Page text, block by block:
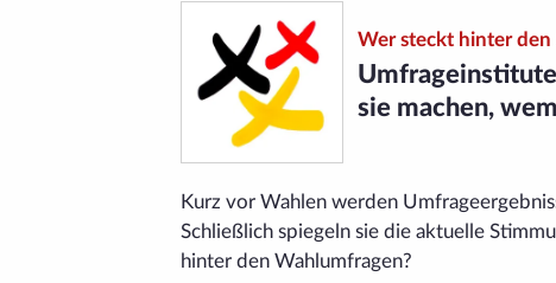
Wer steckt hinter den
sie machen,
Kurz vor Wahlen werden
Schließlich spiegeln sie die aktuelle
hinter den Wahlumfragen?